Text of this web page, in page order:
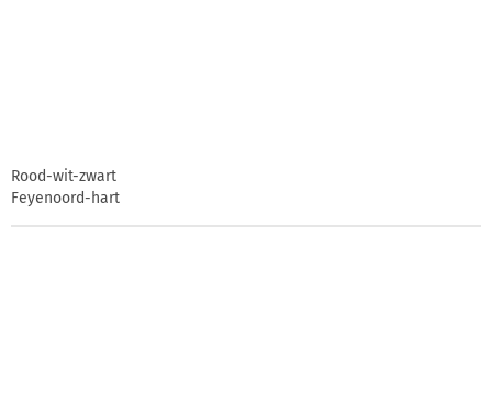
Rood-wit-zwart
Feyenoord-hart